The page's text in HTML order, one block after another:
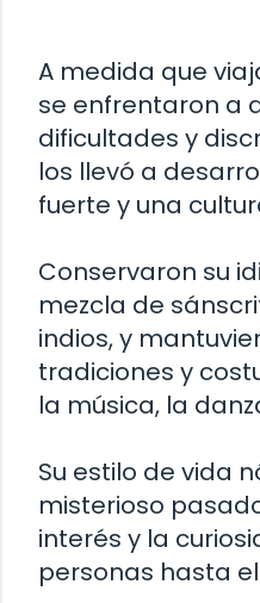
A medida que
se enfrentaron a
dificultades y
los llevó a
fuerte y una
Conservaron su
mezcla de
indios, y
tradiciones y
la música, la
Su estilo de vida
misterioso
interés y la
personas hasta